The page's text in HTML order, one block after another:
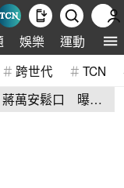
娛樂 運動 全
跨世代 TCN
萬安鬆口 曝這2